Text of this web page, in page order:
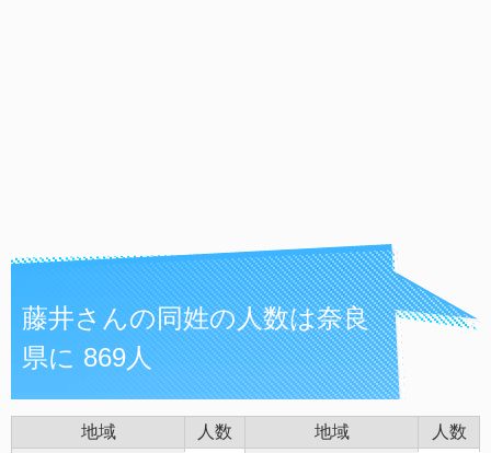
藤井さんの同姓の人数は奈良
県に 869人
地域 人数 地域
人数